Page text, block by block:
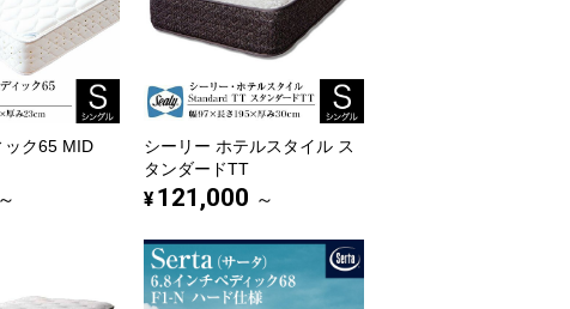
ック65 MID
～
シーリー ホテルスタイル ス
タンダードTT
¥ 121,000 ～